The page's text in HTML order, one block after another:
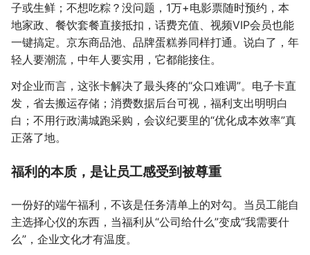
子或生鲜；不想吃粽？没问题，1万+电影票随时预约，本
地家政、餐饮套餐直接抵扣，话费充值、视频VIP会员也能
一键搞定。京东商品池、品牌蛋糕券同样打通。说白了，年
轻人要潮流，中年人要实用，它都能接住。
对企业而言，这张卡解决了最头疼的“众口难调”。电子卡直
发，省去搬运存储；消费数据后台可视，福利支出明明白
白；不用行政满城跑采购，会议纪要里的“优化成本效率”真
正落了地。
福利的本质，是让员工感受到被尊重
一份好的端午福利，不该是任务清单上的对勾。当员工能自
主选择心仪的东西，当福利从“公司给什么”变成“我需要什
么”，企业文化才有温度。